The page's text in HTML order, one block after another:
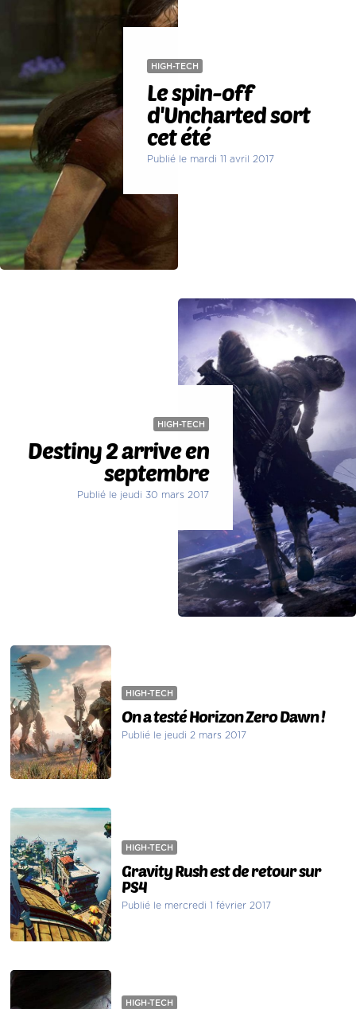
HIGH-TECH
Le spin-off
d'Uncharted sort
cet été
Publié le mardi 11 avril 2017
HIGH-TECH
Destiny 2 arrive en
septembre
Publié le jeudi 30 mars 2017
HIGH-TECH
On a testé Horizon Zero Dawn !
Publié le jeudi 2 mars 2017
HIGH-TECH
Gravity Rush est de retour sur
PS4
Publié le mercredi 1 février 2017
HIGH-TECH